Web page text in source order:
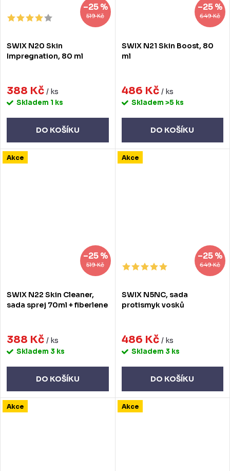
519 Kč
–25 %
SWIX N20 Skin
Impregnation, 80 ml
388 Kč / ks
Skladem 1 ks
DO KOŠÍKU
649 Kč
–25 %
SWIX N21 Skin Boost, 80
ml
486 Kč / ks
Skladem >5 ks
DO KOŠÍKU
Akce
519 Kč
–25 %
SWIX N22 Skin Cleaner,
sada sprej 70ml + fiberlene
388 Kč / ks
Skladem 3 ks
DO KOŠÍKU
Akce
649 Kč
–25 %
SWIX N5NC, sada
protismyk vosků
486 Kč / ks
Skladem 3 ks
DO KOŠÍKU
Akce Akce